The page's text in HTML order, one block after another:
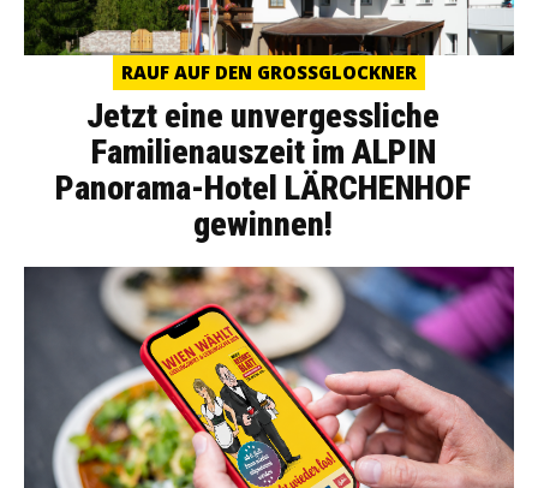
RAUF AUF DEN GROSSGLOCKNER
Jetzt eine unvergessliche
Familienauszeit im ALPIN
Panorama-Hotel LÄRCHENHOF
gewinnen!